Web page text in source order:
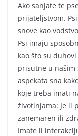
Ako sanjate te
prijateljstvom.
snove kao
Psi imaju
kao što su
prisutne u našim
aspekata sna
koje treba imati
životinjama: Je li
zanemaren ili
Imate li